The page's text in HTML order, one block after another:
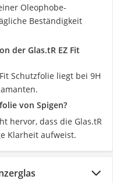
Oleophobe-
Beständigkeit
der Glas.tR EZ Fit
Schutzfolie liegt bei 9H
von Spigen?
hervor, dass die Glas.tR
Klarheit aufweist.